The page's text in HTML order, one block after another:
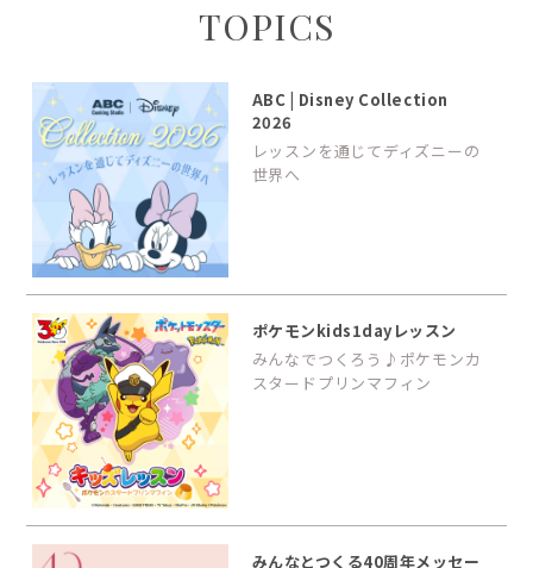
TOPICS
ABC | Disney Collection
2026
レッスンを通じてディズニーの
世界へ
ポケモンkids1dayレッスン
みんなでつくろう♪ポケモンカ
スタードプリンマフィン
みんなとつくる40周年メッセー